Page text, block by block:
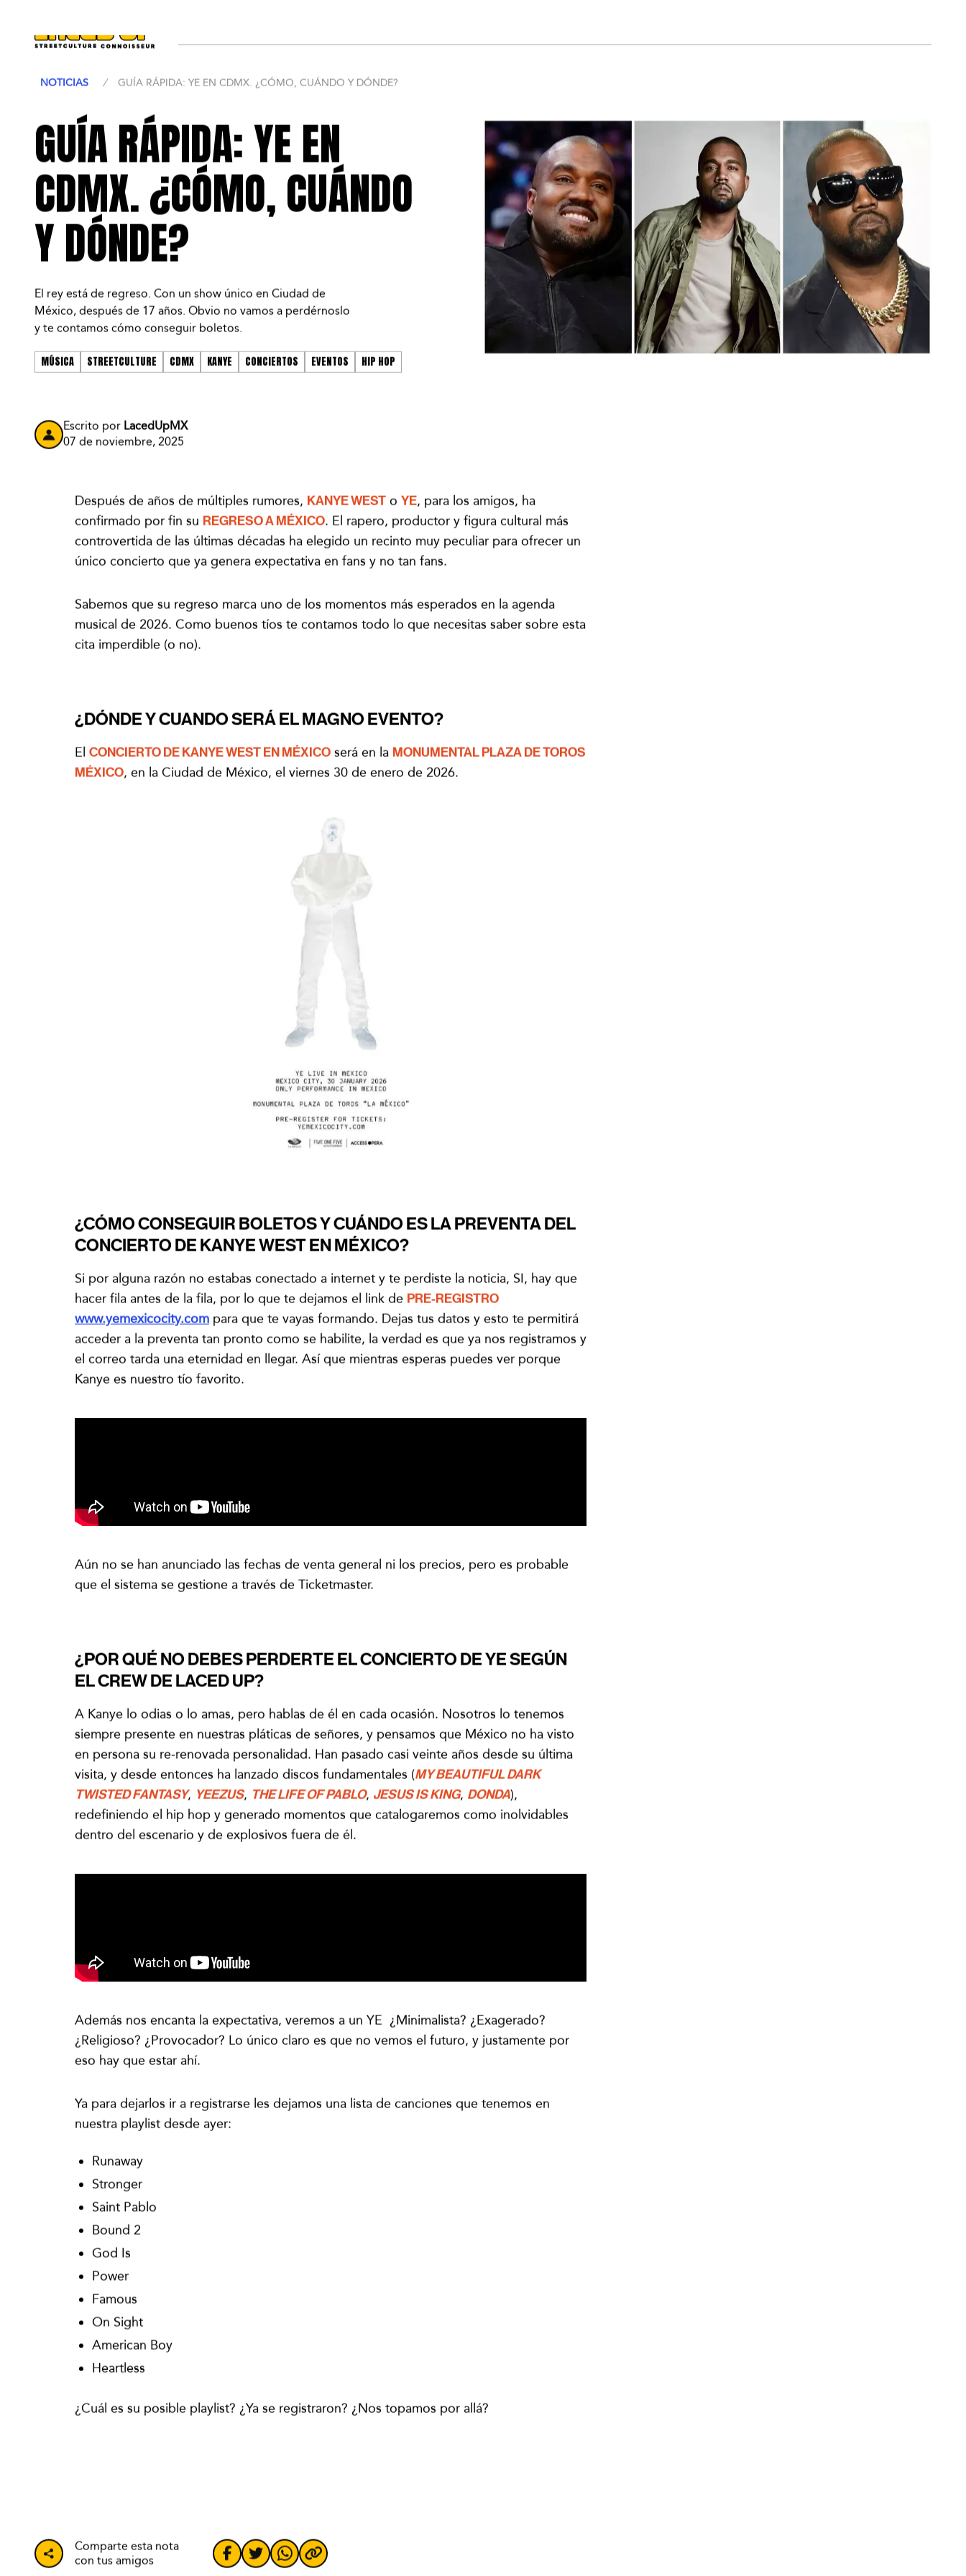
NOTICIAS / GUÍA RÁPIDA: YE EN CDMX. ¿CÓMO, CUÁNDO Y DÓNDE?
GUÍA RÁPIDA: YE EN
CDMX. ¿CÓMO, CUÁNDO
Y DÓNDE?
El rey está de regreso. Con un show único en Ciudad de
México, después de 17 años. Obvio no vamos a perdérnoslo
y te contamos cómo conseguir boletos.
MÚSICA STREETCULTURE CDMX KANYE CONCIERTOS EVENTOS HIP HOP
Escrito por LacedUpMX
07 de noviembre, 2025
Después de años de múltiples rumores, KANYE WEST o YE, para los amigos, ha
confirmado por fin su REGRESO A MÉXICO. El rapero, productor y figura cultural más
controvertida de las últimas décadas ha elegido un recinto muy peculiar para ofrecer un
único concierto que ya genera expectativa en fans y no tan fans.
Sabemos que su regreso marca uno de los momentos más esperados en la agenda
musical de 2026. Como buenos tíos te contamos todo lo que necesitas saber sobre esta
cita imperdible (o no).
¿DÓNDE Y CUANDO SERÁ EL MAGNO EVENTO?
El CONCIERTO DE KANYE WEST EN MÉXICO será en la MONUMENTAL PLAZA DE TOROS
MÉXICO, en la Ciudad de México, el viernes 30 de enero de 2026.
¿CÓMO CONSEGUIR BOLETOS Y CUÁNDO ES LA PREVENTA DEL
CONCIERTO DE KANYE WEST EN MÉXICO?
Si por alguna razón no estabas conectado a internet y te perdiste la noticia, SI, hay que
hacer fila antes de la fila, por lo que te dejamos el link de PRE-REGISTRO
www.yemexicocity.com para que te vayas formando. Dejas tus datos y esto te permitirá
acceder a la preventa tan pronto como se habilite, la verdad es que ya nos registramos y
el correo tarda una eternidad en llegar. Así que mientras esperas puedes ver porque
Kanye es nuestro tío favorito.
Aún no se han anunciado las fechas de venta general ni los precios, pero es probable
que el sistema se gestione a través de Ticketmaster.
¿POR QUÉ NO DEBES PERDERTE EL CONCIERTO DE YE SEGÚN
EL CREW DE LACED UP?
A Kanye lo odias o lo amas, pero hablas de él en cada ocasión. Nosotros lo tenemos
siempre presente en nuestras pláticas de señores, y pensamos que México no ha visto
en persona su re-renovada personalidad. Han pasado casi veinte años desde su última
visita, y desde entonces ha lanzado discos fundamentales (MY BEAUTIFUL DARK
TWISTED FANTASY, YEEZUS, THE LIFE OF PABLO, JESUS IS KING, DONDA),
redefiniendo el hip hop y generado momentos que catalogaremos como inolvidables
dentro del escenario y de explosivos fuera de él.
Además nos encanta la expectativa, veremos a un YE ¿Minimalista? ¿Exagerado?
¿Religioso? ¿Provocador? Lo único claro es que no vemos el futuro, y justamente por
eso hay que estar ahí.
Ya para dejarlos ir a registrarse les dejamos una lista de canciones que tenemos en
nuestra playlist desde ayer:
Runaway
Stronger
Saint Pablo
Bound 2
God Is
Power
Famous
On Sight
American Boy
Heartless
¿Cuál es su posible playlist? ¿Ya se registraron? ¿Nos topamos por allá?
Comparte esta nota
con tus amigos